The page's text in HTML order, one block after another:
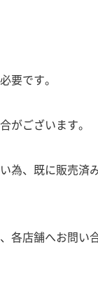
要です。
がございます。
為、既に販売済
各店舗へお問い